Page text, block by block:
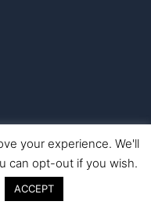
|Aviso de afiliación
your experience. We'll
can opt-out if you wish.
ACCEPT